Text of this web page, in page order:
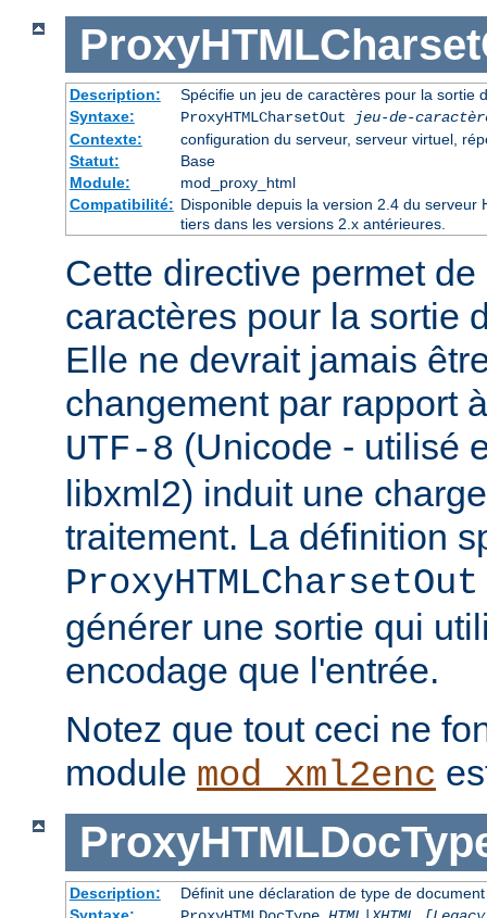
Description:
Spécifie un jeu de caractères pour la sortie
Syntaxe:
ProxyHTMLCharsetOut
jeu-de-
Contexte:
configuration du serveur, serveur virtuel,
Statut:
Base
Module:
mod_proxy_html
Compatibilité: Disponible depuis la version 2.4 du serveur
tiers dans les versions 2.x antérieures.
Cette directive permet
caractères pour la sortie
Elle ne devrait jamais
changement par rapport
UTF-8 (Unicode - utilisé
libxml2) induit une
traitement. La définition
générer une sortie qui
encodage que l'entrée.
Notez que tout ceci ne
module mod_xml2enc
Description:
Définit une déclaration de type de
Syntaxe: